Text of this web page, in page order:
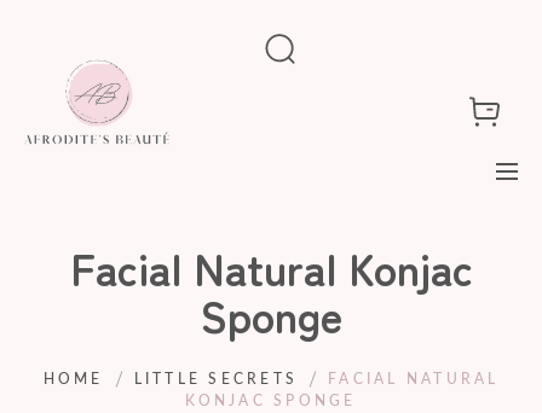
Facial Natural Konjac
Sponge
HOME LITTLE SECRETS
FACIAL NATURAL
KONJAC SPONGE